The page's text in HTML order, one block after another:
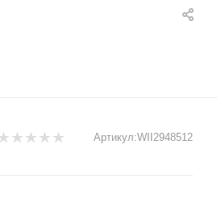
Артикул:WII2948512